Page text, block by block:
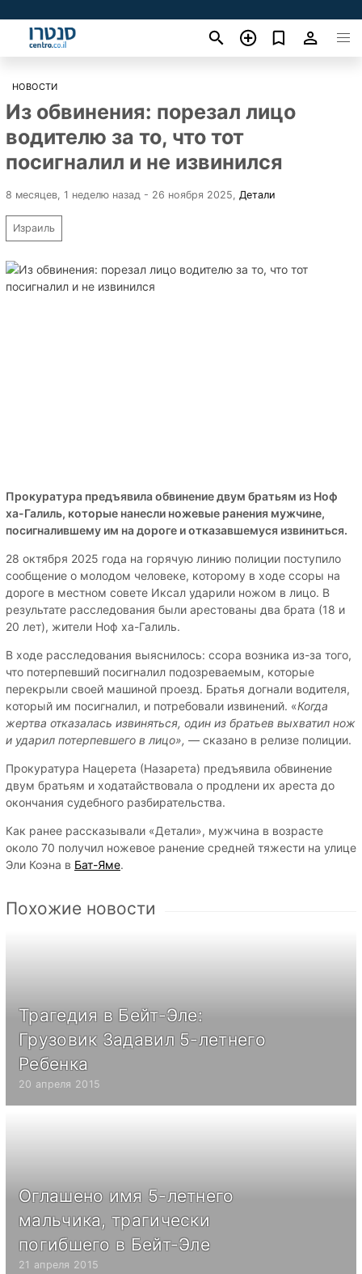
НОВОСТИ
Из обвинения: порезал лицо
водителю за то, что тот
посигналил и не извинился
8 месяцев, 1 неделю назад - 26 ноября 2025 Детали
Израиль
Прокуратура предъявила обвинение двум братьям из Ноф
ха-Галиль, которые нанесли ножевые ранения мужчине,
посигналившему им на дороге и отказавшемуся извиниться.
28 октября 2025 года на горячую линию полиции поступило
сообщение о молодом человеке, которому в ходе ссоры на
дороге в местном совете Иксал ударили ножом в лицо. В
результате расследования были арестованы два брата (18 и
20 лет), жители Ноф ха-Галиль.
В ходе расследования выяснилось: ссора возника из-за того,
что потерпевший посигналил подозреваемым, которые
перекрыли своей машиной проезд. Братья догнали водителя,
который им посигналил, и потребовали извинений. «Когда
жертва отказалась извиняться, один из братьев выхватил нож
и ударил потерпевшего в лицо», — сказано в релизе полиции.
Прокуратура Нацерета (Назарета) предъявила обвинение
двум братьям и ходатайствовала о продлени их ареста до
окончания судебного разбирательства.
Как ранее рассказывали «Детали», мужчина в возрасте
около 70 получил ножевое ранение средней тяжести на улице
Эли Коэна в Бат-Яме.
Похожие новости
Трагедия в Бейт-Эле:
Грузовик Задавил 5-летнего
Ребенка
20 апреля 2015
Оглашено имя 5-летнего
мальчика, трагически
погибшего в Бейт-Эле
21 апреля 2015